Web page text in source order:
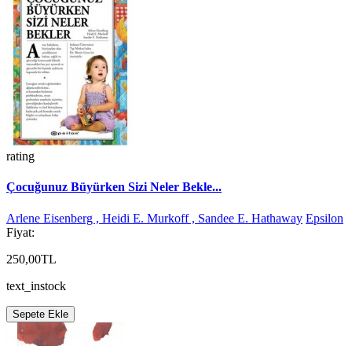
rating
Çocuğunuz Büyürken Sizi Neler Bekle...
Arlene Eisenberg , Heidi E. Murkoff , Sandee E. Hathaway Epsilon
Fiyat:
250,00TL
text_instock
Sepete Ekle